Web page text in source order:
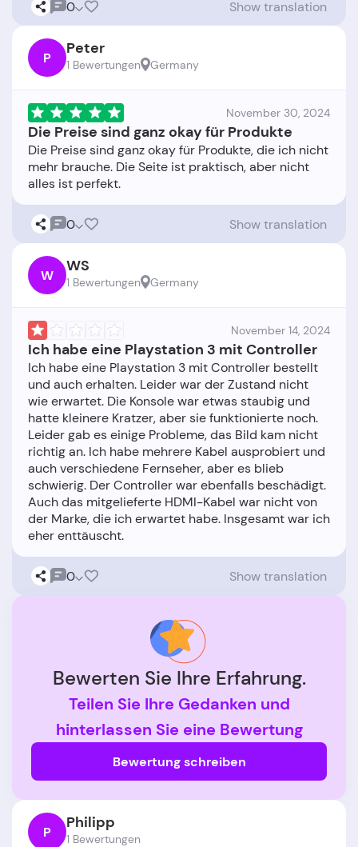
0 Show translation
P Peter
1 Bewertungen Germany
November 30, 2024
Die Preise sind ganz okay für Produkte
Die Preise sind ganz okay für Produkte, die ich nicht
mehr brauche. Die Seite ist praktisch, aber nicht
0 Show translation
W WS
1 Bewertungen Germany
November 14, 2024
Ich habe eine Playstation 3 mit Controller
Ich habe eine Playstation 3 mit Controller bestellt
und auch erhalten. Leider war der Zustand nicht
wie erwartet. Die Konsole war etwas staubig und
hatte kleinere Kratzer, aber sie funktionierte noch.
Leider gab es einige Probleme, das Bild kam nicht
richtig an. Ich habe mehrere Kabel ausprobiert und
auch verschiedene Fernseher, aber es blieb
schwierig. Der Controller war ebenfalls beschädigt.
Auch das mitgelieferte HDMI-Kabel war nicht von
der Marke, die ich erwartet habe. Insgesamt war ich
0 Show translation
Bewerten Sie Ihre Erfahrung.
Teilen Sie Ihre Gedanken und
hinterlassen Sie eine Bewertung
Bewertung schreiben
P Philipp
1 Bewertungen